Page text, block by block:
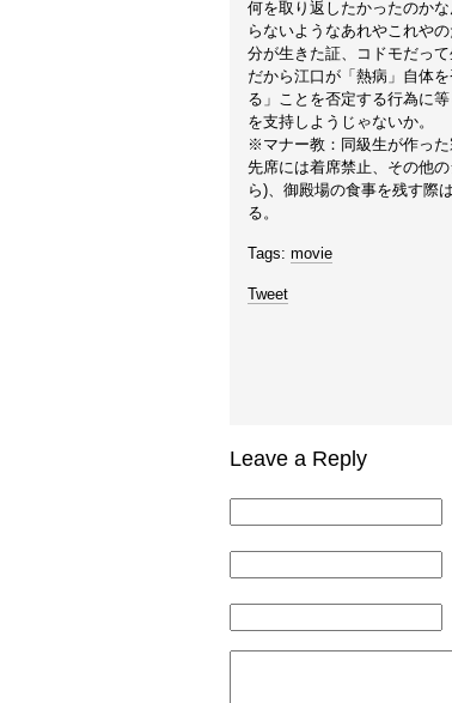
何を取り返したかったのか
らないようなあれやこれや
分が生きた証、コドモだっ
だから江口が「熱病」自体
る」ことを否定する行為に
を支持しようじゃないか。
※マナー教：同級生が作っ
先席には着席禁止、その他
ら)、御殿場の食事を残す際
る。
Tags: movie
Tweet
Leave a Reply